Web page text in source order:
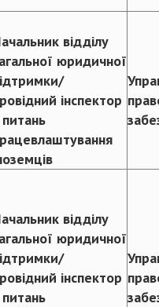
відділу
юридичної
інспектор
відділу
юридичної
інспектор